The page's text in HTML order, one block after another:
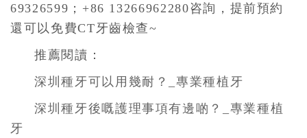
69326599；+86 13266962280咨詢，提前預約
還可以免費CT牙齒檢查~
推薦閱讀：
深圳種牙可以用幾耐？_專業種植牙
深圳種牙後嘅護理事項有邊啲？_專業種植
牙